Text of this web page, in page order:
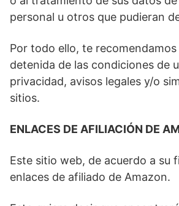
personal u otros que pudieran
Por todo ello, te recomendamos
detenida de las condiciones de
privacidad, avisos legales y/o
sitios.
ENLACES DE AFILIACIÓN DE
Este sitio web, de acuerdo a su
enlaces de afiliado de Amazon.